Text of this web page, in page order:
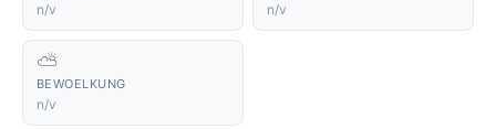
n/v n/v
⛅
BEWOELKUNG
n/v